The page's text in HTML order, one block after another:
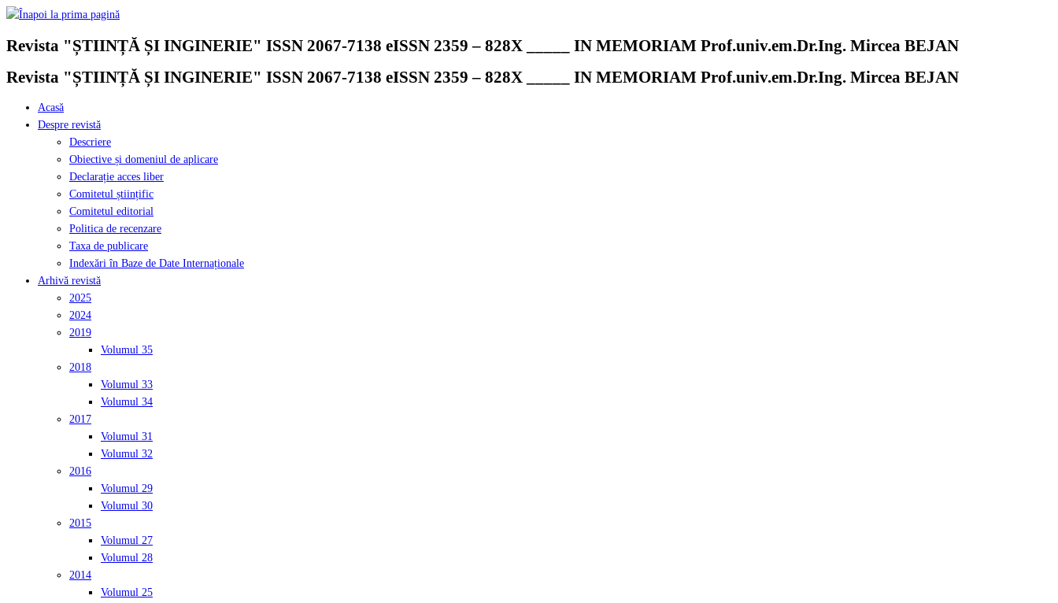
Skip
content
Revista "ȘTIINȚĂ ȘI INGINERIE" ISSN 2067-7138 eISSN 2359 – 828X _____ IN MEMORIAM Prof.univ.em.Dr.Ing. Mircea BEJAN
Revista "ȘTIINȚĂ ȘI INGINERIE" ISSN 2067-7138 eISSN 2359 – 828X _____ IN MEMORIAM Prof.univ.em.Dr.Ing. Mircea BEJAN
Acasă
Despre revistă
Descriere
Obiective și domeniul de aplicare
Declarație acces liber
Comitetul științific
Comitetul editorial
Politica de recenzare
Taxa de publicare
Indexări în Baze de Date Internaționale
Arhivă revistă
2025
2024
2019
Volumul 35
2018
Volumul 33
Volumul 34
2017
Volumul 31
Volumul 32
2016
Volumul 29
Volumul 30
2015
Volumul 27
Volumul 28
2014
Volumul 25